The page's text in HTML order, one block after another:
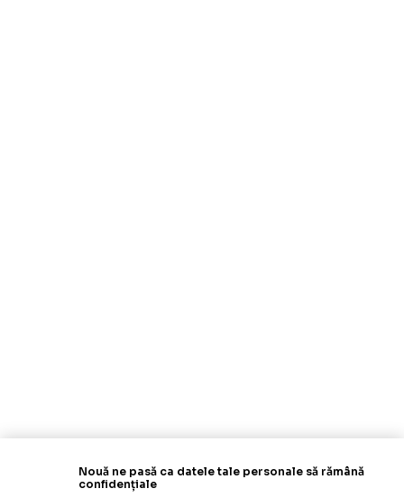
Nouă ne pasă ca datele tale personale să rămână
confidențiale